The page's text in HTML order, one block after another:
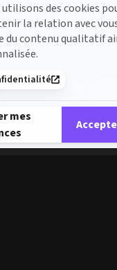
utilisons des cookies
la relation avec
du contenu qualitatif
mes
03 20 72 39 39